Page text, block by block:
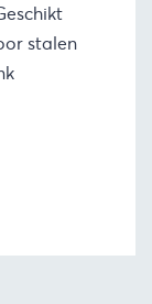
stalen